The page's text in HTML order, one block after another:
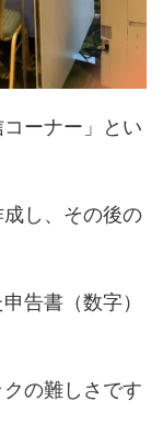
ーナー」とい
し、その後の
告書（数字）
の難しさです